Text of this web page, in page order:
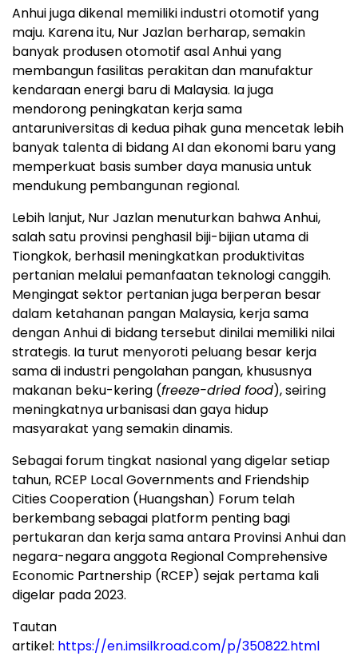
Anhui juga dikenal memiliki industri otomotif yang
maju. Karena itu, Nur Jazlan berharap, semakin
banyak produsen otomotif asal Anhui yang
membangun fasilitas perakitan dan manufaktur
kendaraan energi baru di Malaysia. Ia juga
mendorong peningkatan kerja sama
antaruniversitas di kedua pihak guna mencetak lebih
banyak talenta di bidang AI dan ekonomi baru yang
memperkuat basis sumber daya manusia untuk
mendukung pembangunan regional.
Lebih lanjut, Nur Jazlan menuturkan bahwa Anhui,
salah satu provinsi penghasil biji-bijian utama di
Tiongkok, berhasil meningkatkan produktivitas
pertanian melalui pemanfaatan teknologi canggih.
Mengingat sektor pertanian juga berperan besar
dalam ketahanan pangan Malaysia, kerja sama
dengan Anhui di bidang tersebut dinilai memiliki nilai
strategis. Ia turut menyoroti peluang besar kerja
sama di industri pengolahan pangan, khususnya
makanan beku-kering (freeze-dried food), seiring
meningkatnya urbanisasi dan gaya hidup
masyarakat yang semakin dinamis.
Sebagai forum tingkat nasional yang digelar setiap
tahun, RCEP Local Governments and Friendship
Cities Cooperation (Huangshan) Forum telah
berkembang sebagai platform penting bagi
pertukaran dan kerja sama antara Provinsi Anhui dan
negara-negara anggota Regional Comprehensive
Economic Partnership (RCEP) sejak pertama kali
digelar pada 2023.
Tautan
artikel: https://en.imsilkroad.com/p/350822.html